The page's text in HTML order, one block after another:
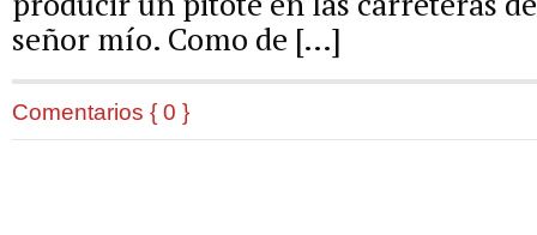
señor mío. Como de […]
Comentarios { 0 }